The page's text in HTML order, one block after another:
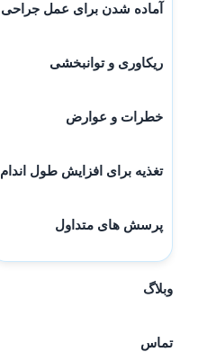
آماده شدن برای عمل جراحی
ریکاوری و توانبخشی
خطرات و عوارض
تغذیه برای افزایش طول اندام
پرسش های متداول
وبلاگ
تماس